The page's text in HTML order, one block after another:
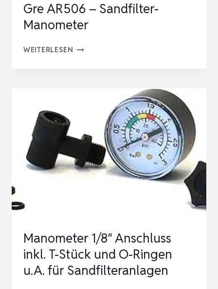
–
FUNK…
Gre AR506 – Sandfilter-
Manometer
WEITERLESEN GRE
MANOMETER
Manometer 1/8″ Anschluss
inkl. T-Stück und O-Ringen
u.A. für Sandfilteranlagen